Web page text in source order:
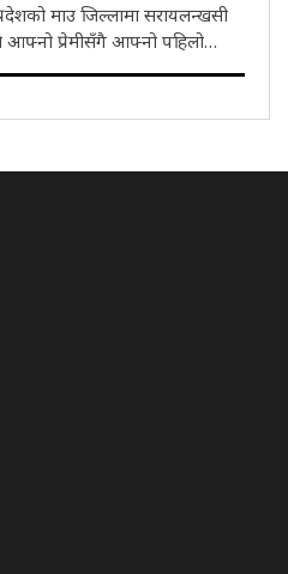
माउ जिल्लामा सरायलन्खसी
आफ्नो प्रेमीसँगै आफ्नो पहिलो